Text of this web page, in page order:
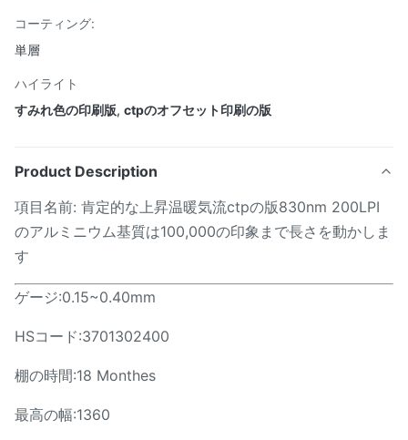
コーティング:
単層
ハイライト
すみれ色の印刷版, ctpのオフセット印刷の版
Product Description
項目名前: 肯定的な上昇温暖気流ctpの版830nm 200LPI
のアルミニウム基質は100,000の印象まで長さを動かしま
す
ゲージ:0.15~0.40mm
HSコード:3701302400
棚の時間:18 Monthes
最高の幅:1360